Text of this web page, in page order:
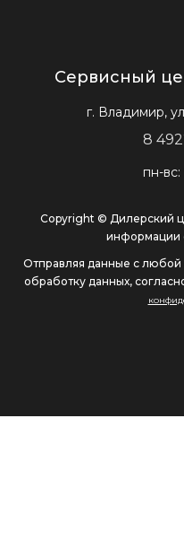
Сервисный
г. Владимир,
8
пн-
Copyright © Дилерский
информации
Отправляя данные с любой
обработку данных,